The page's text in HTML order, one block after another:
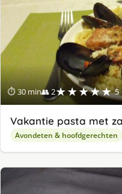
⏱ 30 min👥 2★★★★★ 5
Vakantie pasta met
Avondeten & hoofdgerechten